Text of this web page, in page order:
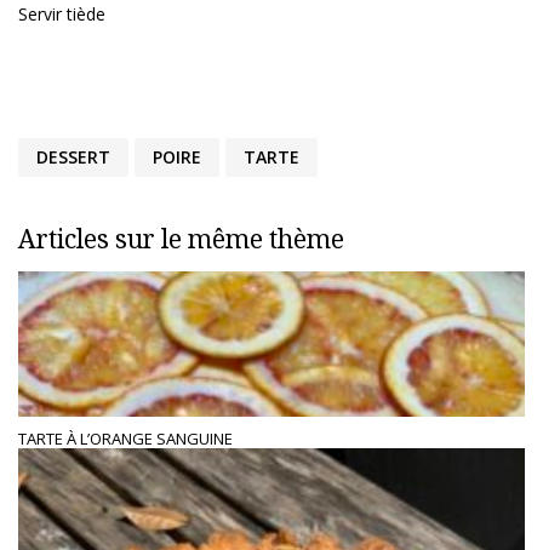
Servir tiède
DESSERT POIRE TARTE
Articles sur le même thème
TARTE À L’ORANGE SANGUINE